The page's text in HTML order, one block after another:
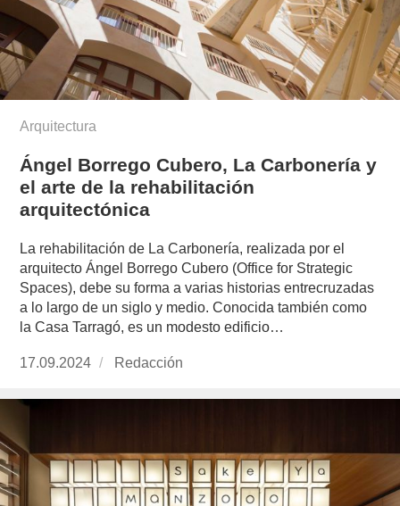
Arquitectura
Ángel Borrego Cubero, La Carbonería y
el arte de la rehabilitación
arquitectónica
La rehabilitación de La Carbonería, realizada por el
arquitecto Ángel Borrego Cubero (Office for Strategic
Spaces), debe su forma a varias historias entrecruzadas
a lo largo de un siglo y medio. Conocida también como
la Casa Tarragó, es un modesto edificio…
Publicado
17.09.2024 https://www.experimenta.es/author/redaccion/
Redacción